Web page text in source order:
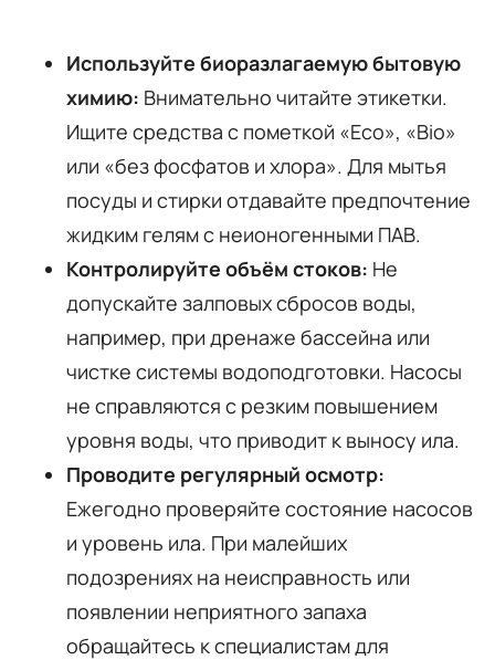
Используйте биоразлагаемую бытовую
химию: Внимательно читайте этикетки.
Ищите средства с пометкой «Eco», «Bio»
или «без фосфатов и хлора». Для мытья
посуды и стирки отдавайте предпочтение
жидким гелям с неионогенными ПАВ.
Контролируйте объём стоков: Не
допускайте залповых сбросов воды,
например, при дренаже бассейна или
чистке системы водоподготовки. Насосы
не справляются с резким повышением
уровня воды, что приводит к выносу ила.
Проводите регулярный осмотр:
Ежегодно проверяйте состояние насосов
и уровень ила. При малейших
подозрениях на неисправность или
появлении неприятного запаха
обращайтесь к специалистам для